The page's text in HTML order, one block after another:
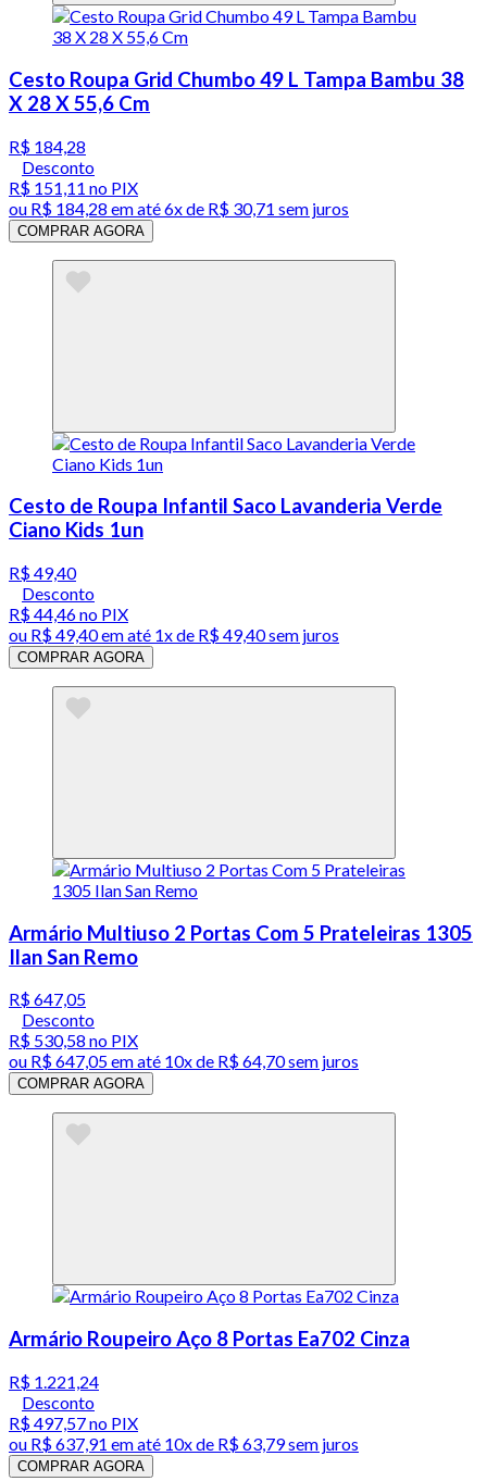
Cesto Roupa Grid Chumbo 49 L Tampa Bambu 38
X 28 X 55,6 Cm
R$ 184,28
Desconto
R$ 151,11 no PIX
ou R$ 184,28 em até6x de R$ 30,71 sem juros
COMPRAR AGORA
Cesto de Roupa Infantil Saco Lavanderia Verde
Ciano Kids 1un
R$ 49,40
Desconto
R$ 44,46no PIX
ou R$ 49,40em até 1x de R$ 49,40sem juros
COMPRAR AGORA
Armário Multiuso 2 Portas Com 5 Prateleiras 1305
Ilan San Remo
R$ 647,05
Desconto
R$ 530,58 no PIX
ou R$ 647,05em até 10x de R$ 64,70 sem juros
COMPRAR AGORA
Armário Roupeiro Aço 8 Portas Ea702 Cinza
R$ 1.221,24
Desconto
R$ 497,57no PIX
ou R$ 637,91 em até 10x de R$ 63,79 sem juros
COMPRAR AGORA